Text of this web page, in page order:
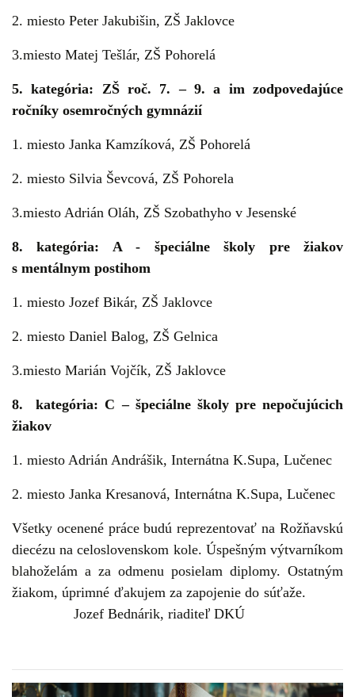
2. miesto Peter Jakubišin, ZŠ Jaklovce
3.miesto Matej Tešlár, ZŠ Pohorelá
5. kategória: ZŠ roč. 7. – 9. a im zodpovedajúce
ročníky osemročných gymnázií
1. miesto Janka Kamzíková, ZŠ Pohorelá
2. miesto Silvia Ševcová, ZŠ Pohorela
3.miesto Adrián Oláh, ZŠ Szobathyho v Jesenské
8. kategória: A - špeciálne školy pre žiakov
s mentálnym postihom
1. miesto Jozef Bikár, ZŠ Jaklovce
2. miesto Daniel Balog, ZŠ Gelnica
3.miesto Marián Vojčík, ZŠ Jaklovce
8. kategória: C – špeciálne školy pre nepočujúcich
žiakov
1. miesto Adrián Andrášik, Internátna K.Supa, Lučenec
2. miesto Janka Kresanová, Internátna K.Supa, Lučenec
Všetky ocenené práce budú reprezentovať na Rožňavskú
diecézu na celoslovenskom kole. Úspešným výtvarníkom
blahoželám a za odmenu posielam diplomy. Ostatným
žiakom, úprimné ďakujem za zapojenie do súťaže.
Jozef Bednárik, riaditeľ DKÚ